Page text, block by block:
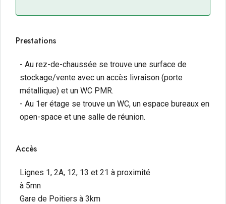
Prestations
- Au rez-de-chaussée se trouve une surface de
stockage/vente avec un accès livraison (porte
métallique) et un WC PMR.
- Au 1er étage se trouve un WC, un espace bureaux en
open-space et une salle de réunion.
Accès
Lignes 1, 2A, 12, 13 et 21 à proximité
à 5mn
Gare de Poitiers à 3km